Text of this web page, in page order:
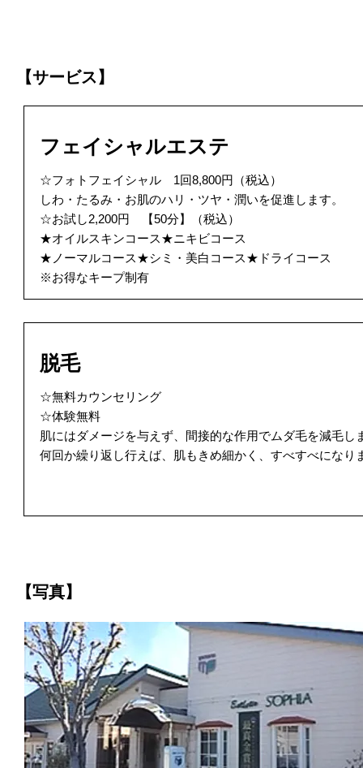
【サービス】
フェイシャルエステ
☆フォトフェイシャル 1回8,800円（税込）
しわ・たるみ・お肌のハリ・ツヤ・潤いを促進します。
☆お試し2,200円 【50分】（税込）
★オイルスキンコース★ニキビコース
★ノーマルコース★シミ・美白コース★ドライコース
※お得なキープ制有
脱毛
☆無料カウンセリング
☆体験無料
肌にはダメージを与えず、間接的な作用でムダ毛を減毛し
何回か繰り返し行えば、肌もきめ細かく、すべすべになり
【写真】